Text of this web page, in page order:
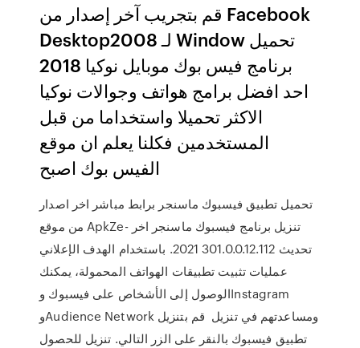
قم بتجريب آخر إصدار من Facebook
Desktop2008 لـ Window تحميل
برنامج فيس بوك موبايل نوكيا 2018
احد افضل برامج هواتف وجوالات نوكيا
الاكثر تحميلا واستخداما من قبل
المستخدمين فكلنا يعلم ان موقع
الفيس بوك اصبح
تحميل تطبيق فيسبوك ماسنجر برابط مباشر اخر اصدار
من موقع ApkZe- تنزيل برنامج فيسبوك ماسنجر اخر
تحديث 301.0.0.12.112 2021. باستخدام الهدف الإعلاني
عمليات تثبيت تطبيقات الهواتف المحمولة، يمكنك
الوصول إلى الأشخاص على فيسبوك وInstagram
وAudience Network ومساعدتهم في تنزيل قم بتنزيل
تطبيق فيسبوك بالنقر على الزر التالي. تنزيل للحصول